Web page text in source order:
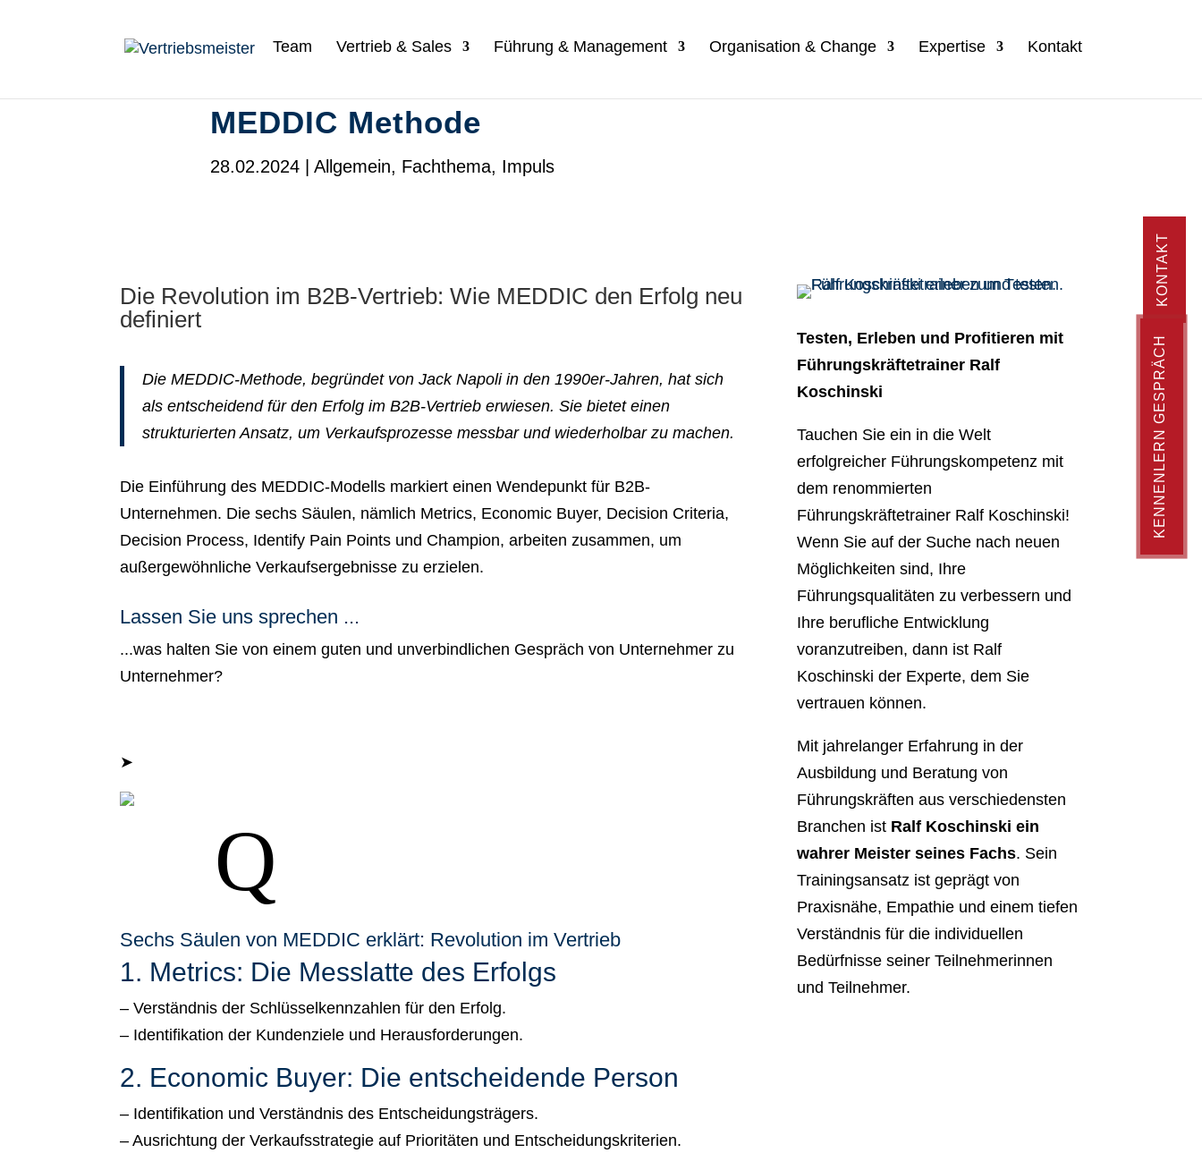
Team Vertrieb & Sales Führung & Management Organisation & Change Expertise Kontakt
MEDDIC Methode
28.02.2024 |Allgemein, Fachthema, Impuls
Die Revolution im B2B-Vertrieb: Wie MEDDIC den Erfolg neu
definiert
Die MEDDIC-Methode, begründet von Jack Napoli in den 1990er-Jahren, hat sich
als entscheidend für den Erfolg im B2B-Vertrieb erwiesen. Sie bietet einen
strukturierten Ansatz, um Verkaufsprozesse messbar und wiederholbar zu machen.
Die Einführung des MEDDIC-Modells markiert einen Wendepunkt für B2B-
Unternehmen. Die sechs Säulen, nämlich Metrics, Economic Buyer, Decision Criteria,
Decision Process, Identify Pain Points und Champion, arbeiten zusammen, um
außergewöhnliche Verkaufsergebnisse zu erzielen.
Lassen Sie uns sprechen ...
...was halten Sie von einem guten und unverbindlichen Gespräch von Unternehmer zu
Unternehmer?
➤
Q
Sechs Säulen von MEDDIC erklärt: Revolution im Vertrieb
1. Metrics: Die Messlatte des Erfolgs
– Verständnis der Schlüsselkennzahlen für den Erfolg.
– Identifikation der Kundenziele und Herausforderungen.
2. Economic Buyer: Die entscheidende Person
– Identifikation und Verständnis des Entscheidungsträgers.
– Ausrichtung der Verkaufsstrategie auf Prioritäten und Entscheidungskriterien.
Testen, Erleben und Profitieren mit
Führungskräftetrainer Ralf
Koschinski
Tauchen Sie ein in die Welt
erfolgreicher Führungskompetenz mit
dem renommierten
Führungskräftetrainer Ralf Koschinski!
Wenn Sie auf der Suche nach neuen
Möglichkeiten sind, Ihre
Führungsqualitäten zu verbessern und
Ihre berufliche Entwicklung
voranzutreiben, dann ist Ralf
Koschinski der Experte, dem Sie
vertrauen können.
Mit jahrelanger Erfahrung in der
Ausbildung und Beratung von
Führungskräften aus verschiedensten
Branchen ist Ralf Koschinski ein
wahrer Meister seines Fachs. Sein
Trainingsansatz ist geprägt von
Praxisnähe, Empathie und einem tiefen
Verständnis für die individuellen
Bedürfnisse seiner Teilnehmerinnen
und Teilnehmer.
KONTAKT
KENNENLERN GESPRÄCH